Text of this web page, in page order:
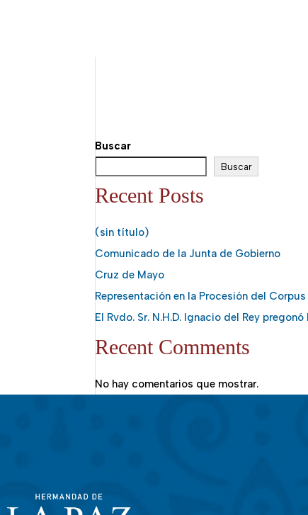
Buscar
Buscar
Recent Posts
(sin título)
Comunicado de la Junta de Gobierno
Cruz de Mayo
Representación en la Procesión del
El Rvdo. Sr. N.H.D. Ignacio del Rey
Recent Comments
No hay comentarios que mostrar.